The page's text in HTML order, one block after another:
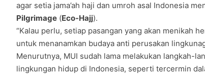
agar setia jama’ah haji dan umroh asal Indonesia
Pilgrimage (Eco-Hajj).
“Kalau perlu, setiap pasangan yang akan menikah
untuk menanamkan budaya anti perusakan
Menurutnya, MUI sudah lama melakukan langkah-
lingkungan hidup di Indonesia, seperti tercermin